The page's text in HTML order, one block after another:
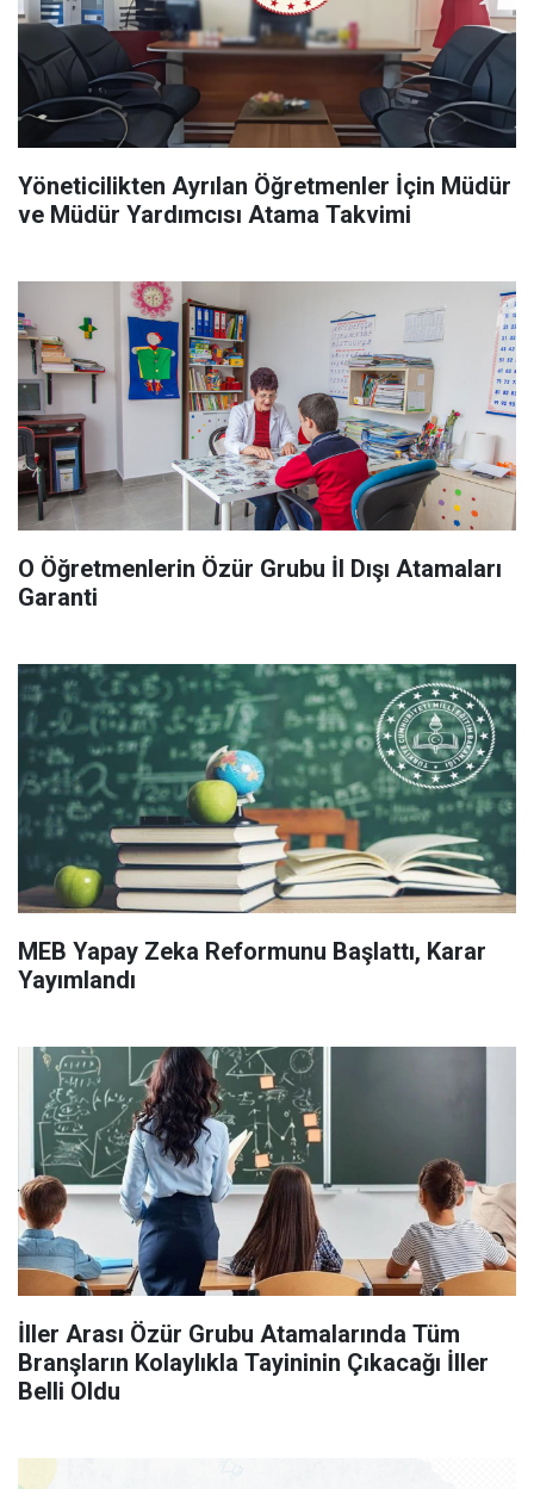
Yöneticilikten Ayrılan Öğretmenler İçin Müdür
ve Müdür Yardımcısı Atama Takvimi
O Öğretmenlerin Özür Grubu İl Dışı Atamaları
Garanti
MEB Yapay Zeka Reformunu Başlattı, Karar
Yayımlandı
İller Arası Özür Grubu Atamalarında Tüm
Branşların Kolaylıkla Tayininin Çıkacağı İller
Belli Oldu